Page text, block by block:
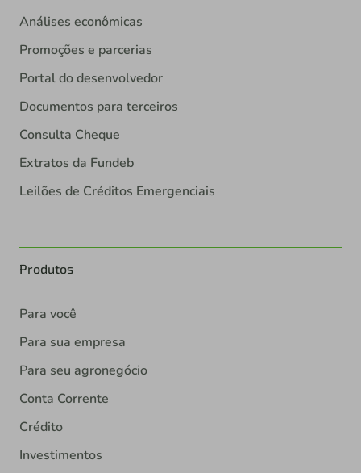
Análises econômicas
Promoções e parcerias
Portal do desenvolvedor
Documentos para terceiros
Consulta Cheque
Extratos da Fundeb
Leilões de Créditos Emergenciais
Produtos
Para você
Para sua empresa
Para seu agronegócio
Conta Corrente
Crédito
Investimentos